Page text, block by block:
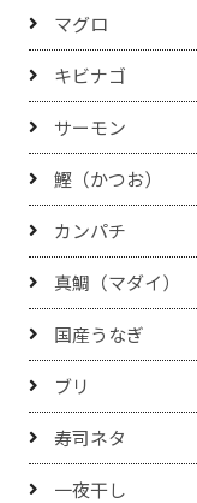
マグロ
キビナゴ
サーモン
鰹（かつお）
カンパチ
真鯛（マダイ）
国産うなぎ
ブリ
寿司ネタ
一夜干し